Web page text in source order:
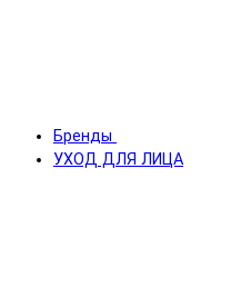
Бренды
УХОД ДЛЯ ЛИЦА